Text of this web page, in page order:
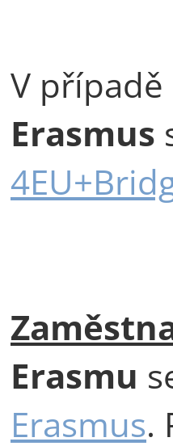
V
Erasmus
Erasmu
Erasmus.